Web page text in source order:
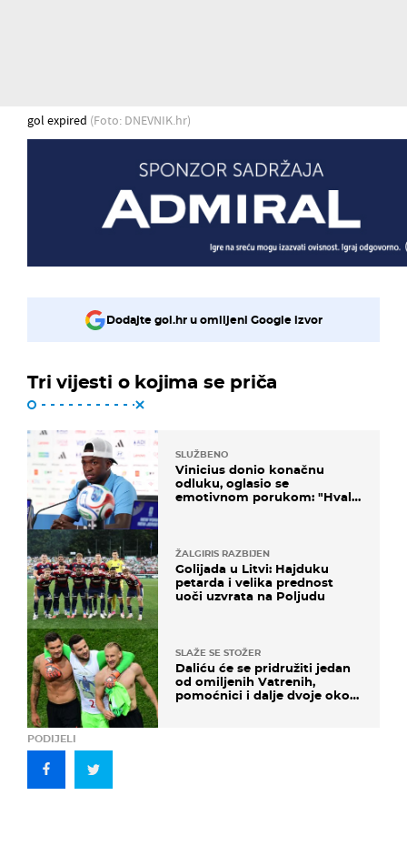
gol expired (Foto: DNEVNIK.hr)
Dodajte gol.hr u omiljeni Google izvor
Tri vijesti o kojima se priča
SLUŽBENO
Vinicius donio konačnu
odluku, oglasio se
emotivnom porukom: "Hvala
ŽALGIRIS RAZBIJEN
Golijada u Litvi: Hajduku
petarda i velika prednost
uoči uzvrata na Poljudu
SLAŽE SE STOŽER
Daliću će se pridružiti jedan
od omiljenih Vatrenih,
pomoćnici i dalje dvoje oko
PODIJELI